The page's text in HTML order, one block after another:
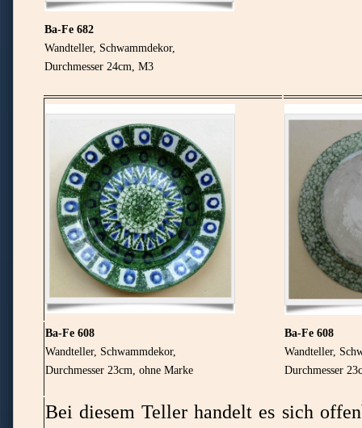
Ba-Fe 682
Wandteller, Schwammdekor,
Durchmesser 24cm, M3
Ba-Fe 608
Wandteller, Schwammdekor,
Durchmesser 23cm, ohne Marke
Ba-Fe 608
Wandteller,
Durchmesser
Bei diesem Teller handelt es sich